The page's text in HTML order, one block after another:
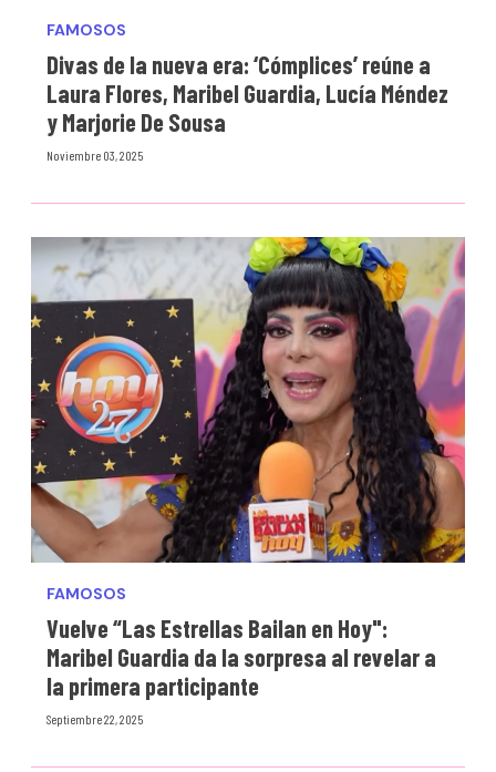
FAMOSOS
Divas de la nueva era: ‘Cómplices’ reúne a
Laura Flores, Maribel Guardia, Lucía Méndez
y Marjorie De Sousa
Noviembre 03, 2025
FAMOSOS
Vuelve “Las Estrellas Bailan en Hoy":
Maribel Guardia da la sorpresa al revelar a
la primera participante
Septiembre 22, 2025